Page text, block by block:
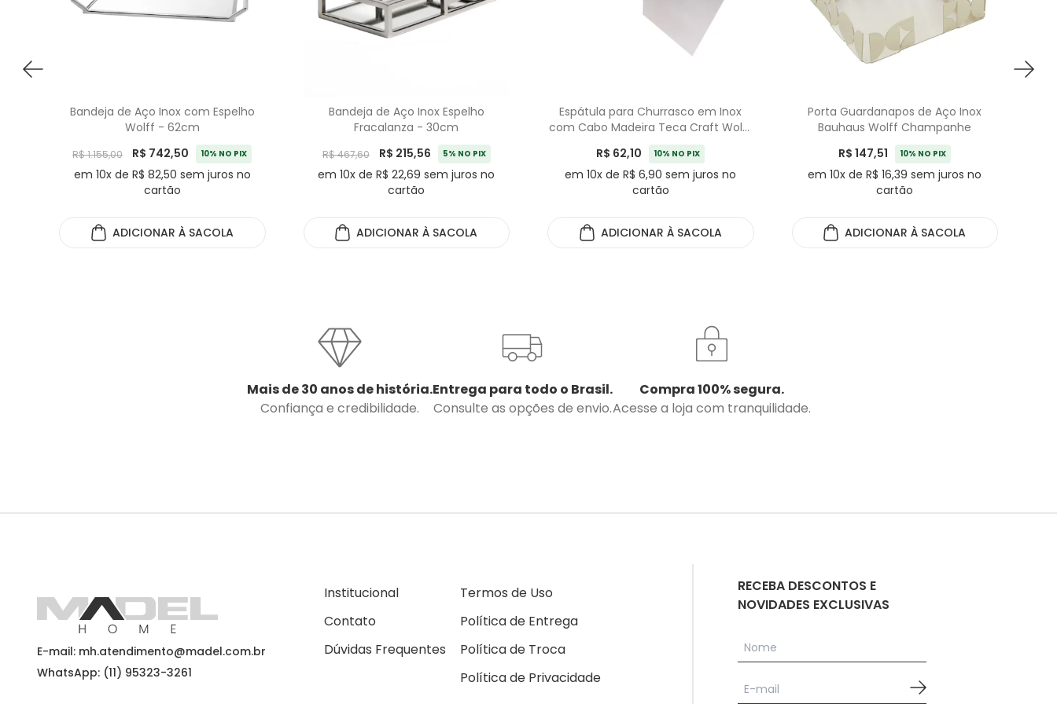
Bandeja de Aço Inox com Espelho
Wolff - 62cm
R$ 1.155,00 R$ 742,50 10% NO PIX
em 10x de R$ 82,50 sem juros no
cartão
ADICIONAR À SACOLA
Bandeja de Aço Inox Espelho
Fracalanza - 30cm
R$ 467,60 R$ 215,56 5% NO PIX
em 10x de R$ 22,69 sem juros no
cartão
ADICIONAR À SACOLA
Espátula para Churrasco em Inox
com Cabo Madeira Teca Craft Wolff
- 30cm
R$ 62,10 10% NO PIX
em 10x de R$ 6,90 sem juros no
cartão
ADICIONAR À SACOLA
Porta Guardanapos de Aço Inox
Bauhaus Wolff Champanhe
R$ 147,51
10% NO PIX
em 10x de R$ 16,39 sem juros no
cartão
ADICIONAR À SACOLA
Mais de 30 anos de história.
Confiança e credibilidade.
Entrega para todo o Brasil.
Consulte as opções de envio.
Compra 100% segura.
Acesse a loja com tranquilidade.
E-mail: mh.atendimento@madel.com.br
WhatsApp: (11) 95323-3261
Institucional
Contato
Dúvidas Frequentes
Termos de Uso
Política de Entrega
Política de Troca
Política de Privacidade
RECEBA DESCONTOS E
NOVIDADES EXCLUSIVAS